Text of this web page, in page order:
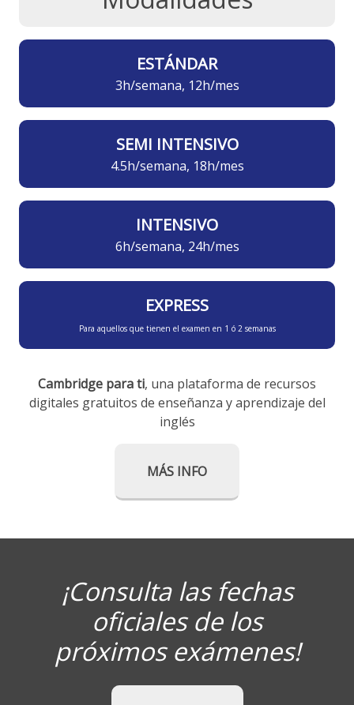
ESTÁNDAR
3h/semana, 12h/mes
SEMI INTENSIVO
4.5h/semana, 18h/mes
INTENSIVO
6h/semana, 24h/mes
EXPRESS
Para aquellos que tienen el examen en 1 ó 2 semanas
Cambridge para ti, una plataforma de recursos
digitales gratuitos de enseñanza y aprendizaje del
inglés
MÁS INFO
¡Consulta las fechas
oficiales de los
próximos exámenes!